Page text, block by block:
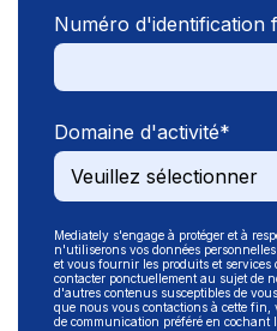
Numéro d'identification
Domaine d'activité*
Mediately s'engage à protéger et à
n'utiliserons vos données
et vous fournir les produits et services
contacter ponctuellement au sujet de
d'autres contenus susceptibles de
que nous vous contactions à cette
de communication préféré en cochant